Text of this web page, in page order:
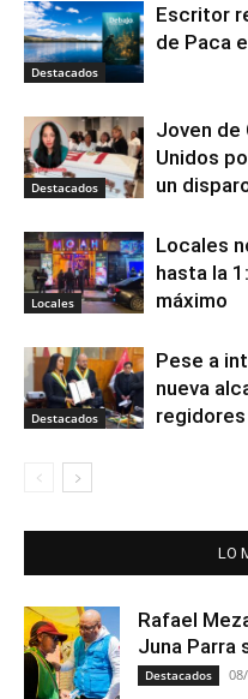
Destacados
Escritor
de Paca
Destacados
Joven de
Unidos
un
Locales
Locales
hasta la
máximo
Destacados
Pese a
nueva
LO
Rafael
Juna Parra
Destacados